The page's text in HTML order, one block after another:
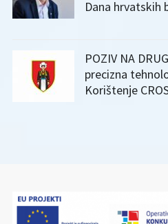
Dana hrvatskih
POZIV NA
precizna
Korištenje